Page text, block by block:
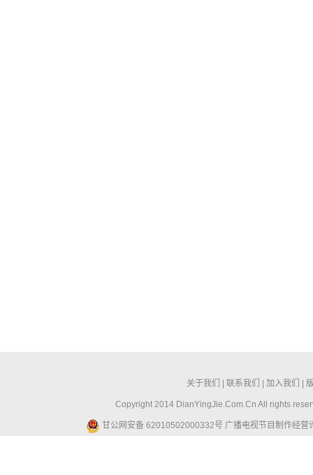
关于我们 联系我们 加入我们
Copyright 2014 DianYingJie.Com.Cn All rights
甘公网安备 62010502000332号 广播电视节目制作经